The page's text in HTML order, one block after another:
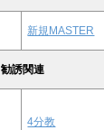
新規MASTER
勧誘関連
4分教